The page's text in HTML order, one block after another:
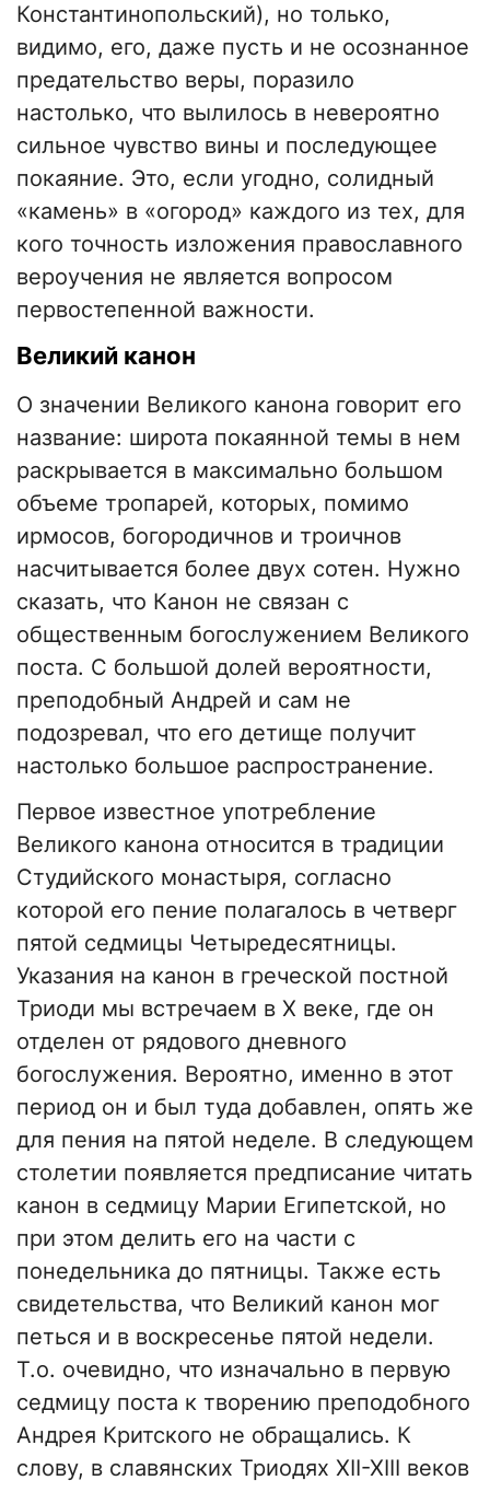
Константинопольский), но только,
видимо, его, даже пусть и не осознанное
предательство веры, поразило
настолько, что вылилось в невероятно
сильное чувство вины и последующее
покаяние. Это, если угодно, солидный
«камень» в «огород» каждого из тех, для
кого точность изложения православного
вероучения не является вопросом
первостепенной важности.
Великий канон
О значении Великого канона говорит его
название: широта покаянной темы в нем
раскрывается в максимально большом
объеме тропарей, которых, помимо
ирмосов, богородичнов и троичнов
насчитывается более двух сотен. Нужно
сказать, что Канон не связан с
общественным богослужением Великого
поста. С большой долей вероятности,
преподобный Андрей и сам не
подозревал, что его детище получит
настолько большое распространение.
Первое известное употребление
Великого канона относится в традиции
Студийского монастыря, согласно
которой его пение полагалось в четверг
пятой седмицы Четыредесятницы.
Указания на канон в греческой постной
Триоди мы встречаем в Х веке, где он
отделен от рядового дневного
богослужения. Вероятно, именно в этот
период он и был туда добавлен, опять же
для пения на пятой неделе. В следующем
столетии появляется предписание читать
канон в седмицу Марии Египетской, но
при этом делить его на части с
понедельника до пятницы. Также есть
свидетельства, что Великий канон мог
петься и в воскресенье пятой недели.
Т.о. очевидно, что изначально в первую
седмицу поста к творению преподобного
Андрея Критского не обращались. К
слову, в славянских Триодях XII-XIII веков